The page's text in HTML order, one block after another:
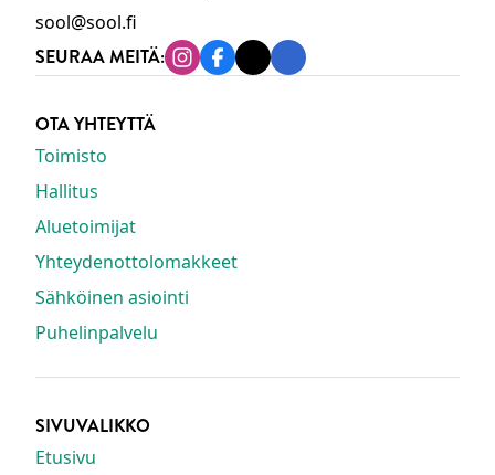
sool@sool.fi
SEURAA MEITÄ: Instagram
Facebook
TiktokLinkedin
OTA YHTEYTTÄ
Toimisto
Hallitus
Aluetoimijat
Yhteydenottolomakkeet
Sähköinen asiointi
Puhelinpalvelu
SIVUVALIKKO
Etusivu